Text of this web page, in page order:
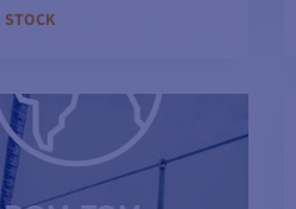
STOCK
AO CARRINHO